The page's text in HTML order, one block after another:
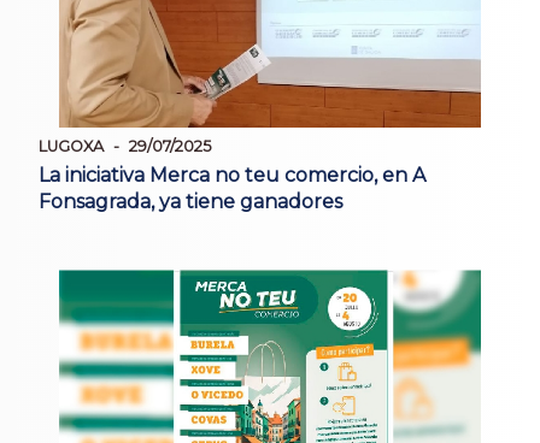
LUGOXA 29/07/2025
La iniciativa Merca no teu comercio, en A
Fonsagrada, ya tiene ganadores